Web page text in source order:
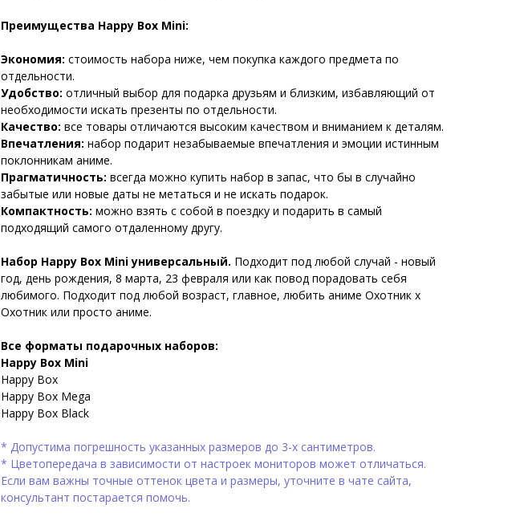
Преимущества Happy Box Mini:
Экономия: стоимость набора ниже, чем покупка каждого предмета по
отдельности.
Удобство: отличный выбор для подарка друзьям и близким, избавляющий от
необходимости искать презенты по отдельности.
Качество: все товары отличаются высоким качеством и вниманием к деталям.
Впечатления: набор подарит незабываемые впечатления и эмоции истинным
поклонникам аниме.
Прагматичность: всегда можно купить набор в запас, что бы в случайно
забытые или новые даты не метаться и не искать подарок.
Компактность: можно взять с собой в поездку и подарить в самый
подходящий самого отдаленному другу.
Набор Happy Box Mini универсальный. Подходит под любой случай - новый
год, день рождения, 8 марта, 23 февраля или как повод порадовать себя
любимого. Подходит под любой возраст, главное, любить аниме Охотник х
Охотник или просто аниме.
Все форматы подарочных наборов:
Happy Box Mini
Happy Box
Happy Box Mega
Happy Box Black
* Допустима погрешность указанных размеров до 3-х сантиметров.
* Цветопередача в зависимости от настроек мониторов может отличаться.
Если вам важны точные оттенок цвета и размеры, уточните в чате сайта,
консультант постарается помочь.